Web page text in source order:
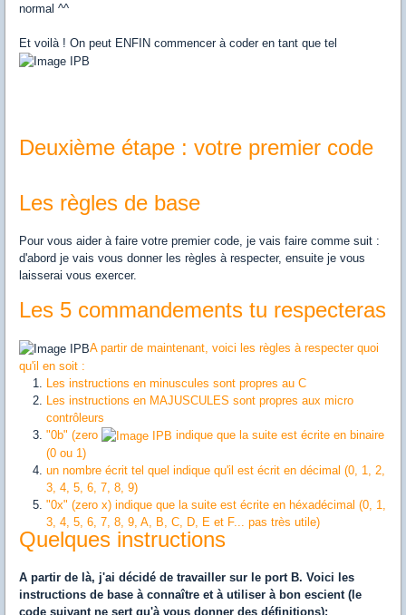
normal ^^
Et voilà ! On peut ENFIN commencer à coder en tant que tel
Deuxième étape : votre premier code
Les règles de base
Pour vous aider à faire votre premier code, je vais faire comme suit :
d'abord je vais vous donner les règles à respecter, ensuite je vous
laisserai vous exercer.
Les 5 commandements tu respecteras
A partir de maintenant, voici les règles à respecter quoi
qu'il en soit :
Les instructions en minuscules sont propres au C
Les instructions en MAJUSCULES sont propres aux micro
contrôleurs
"0b" (zero
indique que la suite est écrite en binaire
(0 ou 1)
un nombre écrit tel quel indique qu'il est écrit en décimal (0, 1, 2,
3, 4, 5, 6, 7, 8, 9)
"0x" (zero x) indique que la suite est écrite en héxadécimal (0, 1,
3, 4, 5, 6, 7, 8, 9, A, B, C, D, E et F... pas très utile)
Quelques instructions
A partir de là, j'ai décidé de travailler sur le port B. Voici les
instructions de base à connaître et à utiliser à bon escient (le
code suivant ne sert qu'à vous donner des définitions):